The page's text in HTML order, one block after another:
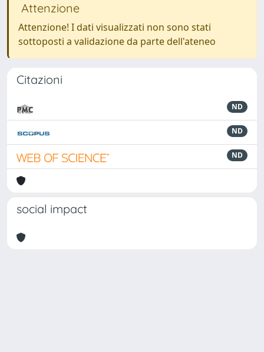
Attenzione
Attenzione! I dati visualizzati non sono stati
sottoposti a validazione da parte dell'ateneo
Citazioni
ND
ND
ND
social impact